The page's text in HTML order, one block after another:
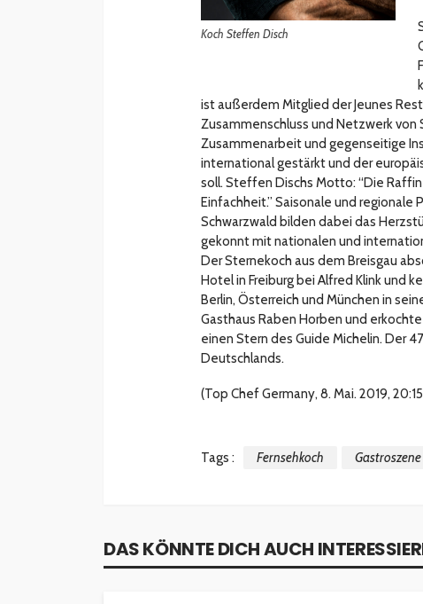
Koch Steffen Disch
ist außerdem Mitglied der Jeunes
Zusammenschluss und Netzwerk
Zusammenarbeit und gegenseitige
international gestärkt und der
soll. Steffen Dischs Motto: “Die
Einfachheit.” Saisonale und
Schwarzwald bilden dabei das
gekonnt mit nationalen und
Der Sternekoch aus dem Breisgau
Hotel in Freiburg bei Alfred Klink und
Berlin, Österreich und München in
Gasthaus Raben Horben und
einen Stern des Guide Michelin. Der
Deutschlands.
(Top Chef Germany, 8. Mai. 2019,
Tags : Fernsehkoch Gastroszene
DAS KÖNNTE DICH AUCH